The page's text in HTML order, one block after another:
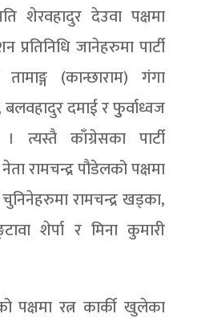
शेरवहादुर देउवा पक्षमा
प्रतिनिधि जानेहरुमा पार्टी
(कान्छाराम) गंगा
बलवहादुर दमाई र फुुर्वाध्वज
त्यस्तै काँग्रेसका पार्टी
रामचन्द्र पौडेलको पक्षमा
चुनिनेहरुमा रामचन्द्र खड्का,
शेर्पा र मिना कुमारी
पक्षमा रत्न कार्की खुलेका